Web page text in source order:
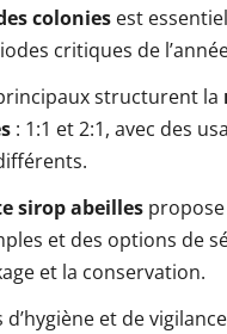
colonies est
critiques de
structurent la
: 1:1 et 2:1, avec des
sirop abeilles
et des options de
et la conservation.
d’hygiène et de vigilance